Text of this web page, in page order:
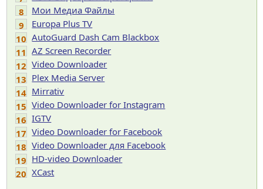
8
Мои Медиа Файлы
9
Europa Plus TV
10 AutoGuard Dash Cam Blackbox
11 AZ Screen Recorder
12 Video Downloader
13 Plex Media Server
14 Mirrativ
15 Video Downloader for Instagram
16 IGTV
17 Video Downloader for Facebook
18 Video Downloader для Facebook
19 HD-video Downloader
20 XCast